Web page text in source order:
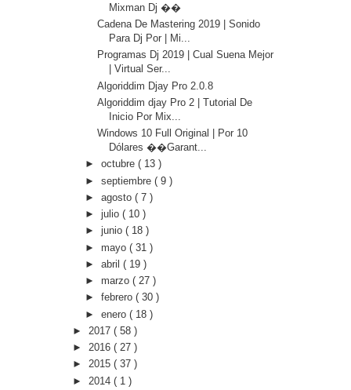
Mixman Dj ��
Cadena De Mastering 2019 | Sonido
Para Dj Por | Mi...
Programas Dj 2019 | Cual Suena Mejor
| Virtual Ser...
Algoriddim Djay Pro 2.0.8
Algoriddim djay Pro 2 | Tutorial De
Inicio Por Mix...
Windows 10 Full Original | Por 10
Dólares ��Garant...
► octubre ( 13 )
► septiembre ( 9 )
► agosto ( 7 )
► julio ( 10 )
► junio ( 18 )
► mayo ( 31 )
► abril ( 19 )
► marzo ( 27 )
► febrero ( 30 )
► enero ( 18 )
► 2017 ( 58 )
► 2016 ( 27 )
► 2015 ( 37 )
► 2014 ( 1 )